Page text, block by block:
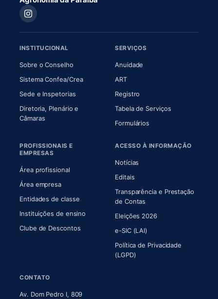
INSTITUCIONAL
Sobre o Conselho(abre em nova aba)
Sistema Confea/Crea(abre em nova aba)
Sede e Inspetorias
Diretoria, Plenário e
Câmaras(abre em nova aba)
SERVIÇOS
Anuidade
ART(abre em nova aba)
Registro
Tabela de Serviços
Formulários
PROFISSIONAIS E
EMPRESAS
Área profissional
Área empresa
Entidades de classe
Instituições de ensino
Clube de Descontos
ACESSO À INFORMAÇÃO
Notícias
Editais
Transparência e Prestação
de Contas
Eleições 2026
e-SIC (LAI)
Política de Privacidade
(LGPD)
CONTATO
Av. Dom Pedro I, 809